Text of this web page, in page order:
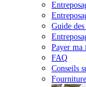
Guide
Payer ma
FAQ
Conseils